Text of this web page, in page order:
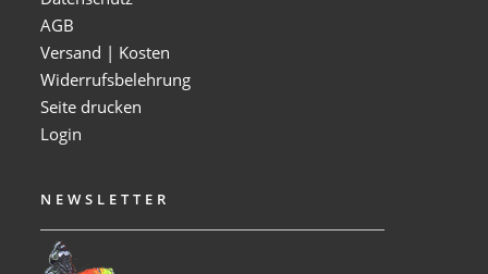
AGB
Versand | Kosten
Widerrufsbelehrung
Seite drucken
Login
NEWSLETTER